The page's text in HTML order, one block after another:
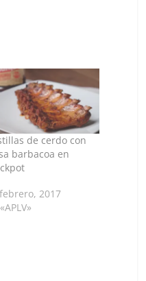
de cerdo con
barbacoa en
2017